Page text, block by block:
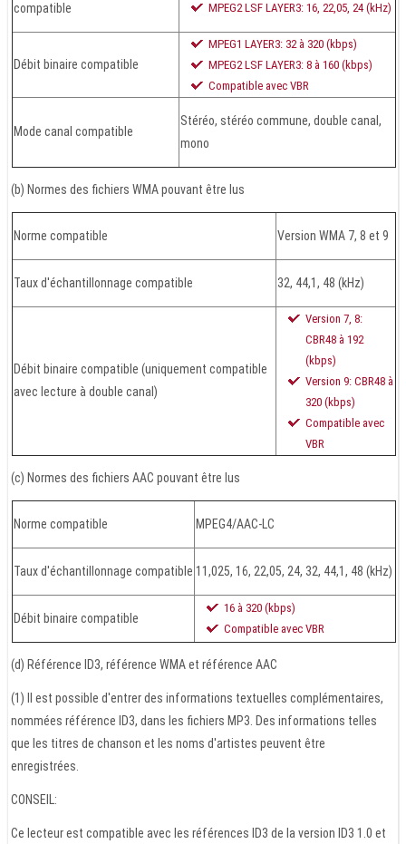
compatible
MPEG2 LSF LAYER3: 16, 22,05, 24 (kHz)
Débit binaire compatible
MPEG1 LAYER3: 32 à 320 (kbps)
MPEG2 LSF LAYER3: 8 à 160 (kbps)
Compatible avec VBR
Mode canal compatible
Stéréo, stéréo commune, double canal,
mono
(b) Normes des fichiers WMA pouvant être lus
Norme compatible Version WMA 7, 8 et 9
Taux d'échantillonnage compatible 32, 44,1, 48 (kHz)
Débit binaire compatible (uniquement compatible
avec lecture à double canal)
Version 7, 8:
CBR48 à 192
(kbps)
Version 9: CBR48 à
320 (kbps)
Compatible avec
VBR
(c) Normes des fichiers AAC pouvant être lus
Norme compatible MPEG4/AAC-LC
Taux d'échantillonnage compatible 11,025, 16, 22,05, 24, 32, 44,1, 48 (kHz)
Débit binaire compatible
16 à 320 (kbps)
Compatible avec VBR
(d) Référence ID3, référence WMA et référence AAC
(1) Il est possible d'entrer des informations textuelles complémentaires,
nommées référence ID3, dans les fichiers MP3. Des informations telles
que les titres de chanson et les noms d'artistes peuvent être
enregistrées.
CONSEIL:
Ce lecteur est compatible avec les références ID3 de la version ID3 1.0 et